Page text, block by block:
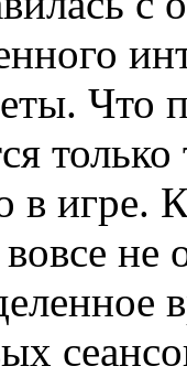
Что
в игре.
не